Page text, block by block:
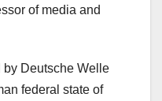
of media and
Deutsche Welle
federal state of